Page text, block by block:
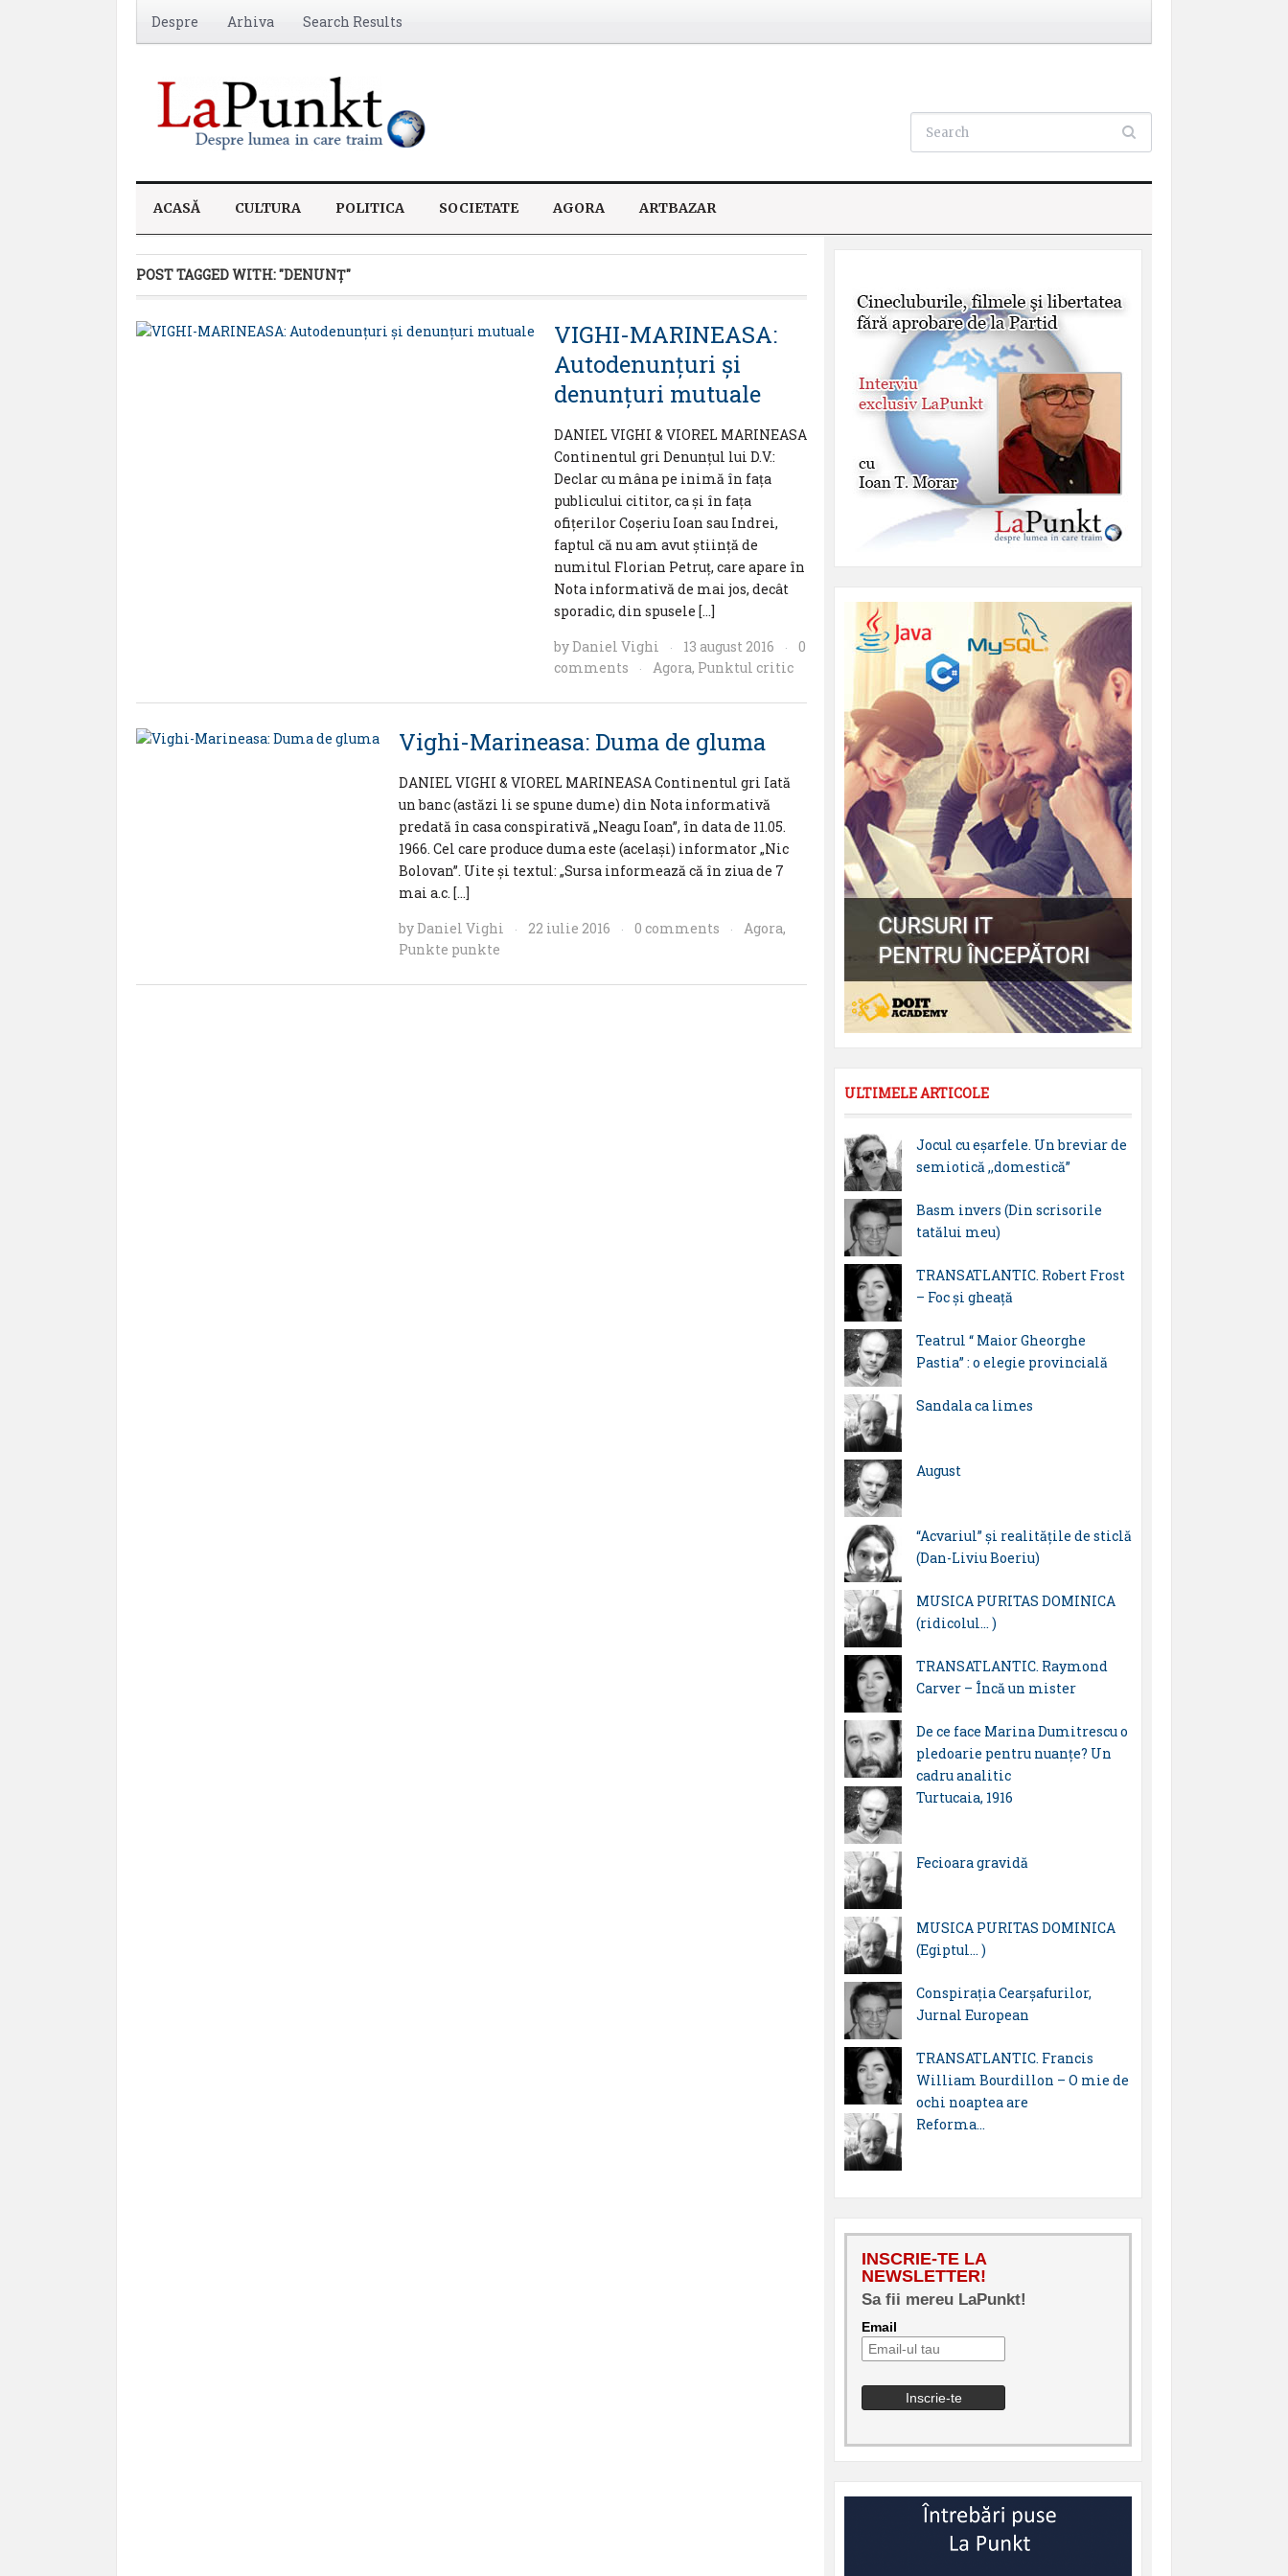
Despre Arhiva Search Results
ACASĂ CULTURA POLITICA SOCIETATE AGORA ARTBAZAR
POST TAGGED WITH:"DENUNŢ"
VIGHI-MARINEASA:
Autodenunţuri şi
denunţuri mutuale
DANIEL VIGHI & VIOREL MARINEASA
Continentul gri Denunțul lui D.V.:
Declar cu mâna pe inimă în fața
publicului cititor, ca şi în fața
ofițerilor Coșeriu Ioan sau Indrei,
faptul că nu am avut știință de
numitul Florian Petruț, care apare în
Nota informativă de mai jos, decât
sporadic, din spusele […]
byDaniel Vighi · 13 august 2016 ·
0
comments
· Agora, Punktul critic
Vighi-Marineasa: Duma de gluma
DANIEL VIGHI & VIOREL MARINEASA Continentul gri Iată
un banc (astăzi li se spune dume) din Nota informativă
predată în casa conspirativă „Neagu Ioan”, în data de 11.05.
1966. Cel care produce duma este (acelaşi) informator „Nic
Bolovan”. Uite şi textul: „Sursa informează că în ziua de 7
mai a.c. […]
byDaniel Vighi · 22 iulie 2016 · 0 comments · Agora,
Punkte punkte
ULTIMELE ARTICOLE
Jocul cu eșarfele. Un breviar de
semiotică ,,domestică”
Basm invers (Din scrisorile
tatălui meu)
TRANSATLANTIC. Robert Frost
– Foc și gheață
Teatrul “ Maior Gheorghe
Pastia” : o elegie provincială
Sandala ca limes
August
“Acvariul” și realitățile de sticlă
(Dan-Liviu Boeriu)
MUSICA PURITAS DOMINICA
(ridicolul… )
TRANSATLANTIC. Raymond
Carver – Încă un mister
De ce face Marina Dumitrescu o
pledoarie pentru nuanțe? Un
cadru analitic
Turtucaia, 1916
Fecioara gravidă
MUSICA PURITAS DOMINICA
(Egiptul… )
Conspirația Cearșafurilor,
Jurnal European
TRANSATLANTIC. Francis
William Bourdillon – O mie de
ochi noaptea are
Reforma…
INSCRIE-TE LA
NEWSLETTER!
Sa fii mereu LaPunkt!
Email